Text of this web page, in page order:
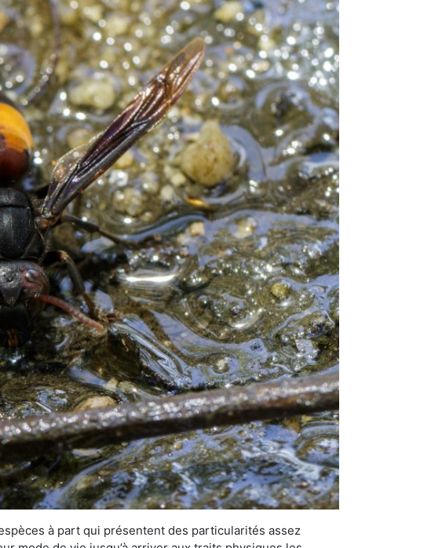
à part qui présentent des particularités assez